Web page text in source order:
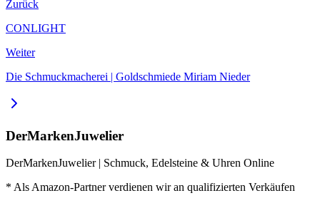
Zurück
CONLIGHT
Weiter
Die Schmuckmacherei | Goldschmiede Miriam Nieder
DerMarkenJuwelier
DerMarkenJuwelier | Schmuck, Edelsteine & Uhren Online
* Als Amazon-Partner verdienen wir an qualifizierten Verkäufen